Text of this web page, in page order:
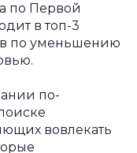
по Первой
в топ-3
по уменьшению
по-
вовлекать